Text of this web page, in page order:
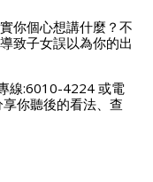
你個心想講什麼？不
致子女誤以為你的出
線:6010-4224 或電
你聽後的看法、查